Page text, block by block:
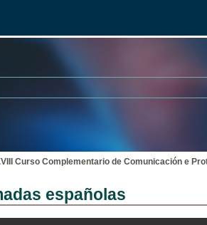
Curso Complementario de Comunicación e
españolas